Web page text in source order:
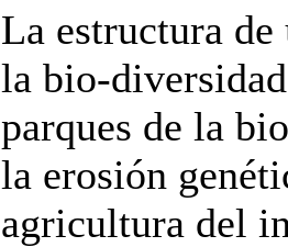
La estructura
la bio-
parques de la
la erosión
agricultura del